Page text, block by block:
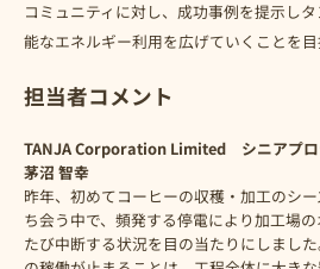
コミュニティに対し、成功事例を提示し
能なエネルギー利用を広げていくことを目
担当者コメント
TANJA Corporation Limited シニアプロ
茅沼 智幸
昨年、初めてコーヒーの収穫・加工のシ
ち会う中で、頻発する停電により加工場
たび中断する状況を目の当たりにしまし